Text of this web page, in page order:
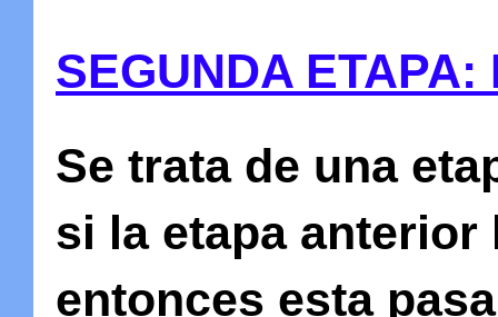
SEGUNDA
Se trata de una
si la etapa anterior
entonces esta